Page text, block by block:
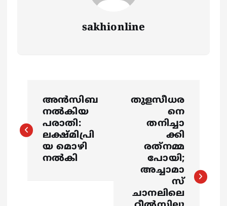
sakhionline
o
s
അന്‍സിബ
നല്‍കിയ
പരാതി:
ലക്ഷ്മിപ്രി
യ മൊഴി
നല്‍കി
തുളസീധര
നെ
തനിച്ചാ
ക്കി
രത്‌നമ്മ
പോയി;
അച്ചാമാ
സ്
ചാനലിലെ